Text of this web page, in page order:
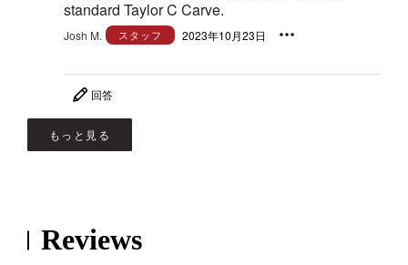
standard Taylor C Carve.
Josh M. スタッフ 2023年10月23日
回答
もっと見る
Reviews